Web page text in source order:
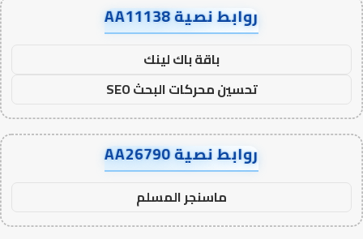
روابط نصية AA11138
باقة باك لينك
تحسين محركات البحث SEO
روابط نصية AA26790
ماسنجر المسلم